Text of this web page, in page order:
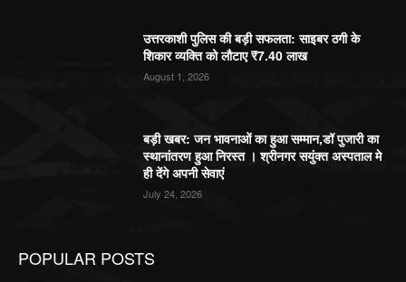
उत्तरकाशी पुलिस की बड़ी सफलता: साइबर ठगी के
शिकार व्यक्ति को लौटाए ₹7.40 लाख
August 1, 2026
बड़ी खबर: जन भावनाओं का हुआ सम्मान,डॉ पुजारी का
स्थानांतरण हुआ निरस्त । श्रीनगर सयुंक्त अस्पताल मे
ही देंगे अपनी सेवाएं
July 24, 2026
POPULAR POSTS